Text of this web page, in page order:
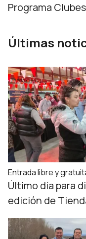
Programa
Últimas
Entrada libre y
Último día para
edición de